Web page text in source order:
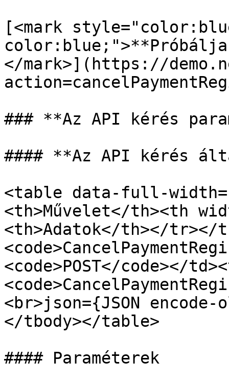
[<mark
</mark>](https://
### **Az API kérés
#### **Az API kérés
<table data-full-
<th>Művelet</th><th
<th>Adatok</th></tr></
<code>POST</code></
<br>json={JSON
</tbody></table>
#### Paraméterek